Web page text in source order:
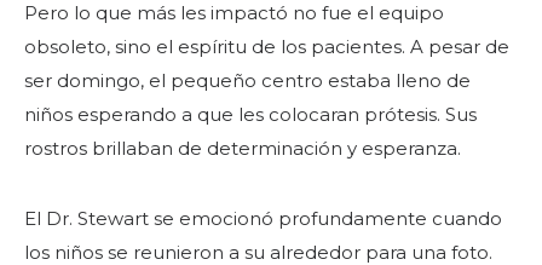
Pero lo que más les impactó no fue el equipo
obsoleto, sino el espíritu de los pacientes. A pesar de
ser domingo, el pequeño centro estaba lleno de
niños esperando a que les colocaran prótesis. Sus
rostros brillaban de determinación y esperanza.
El Dr. Stewart se emocionó profundamente cuando
los niños se reunieron a su alrededor para una foto.